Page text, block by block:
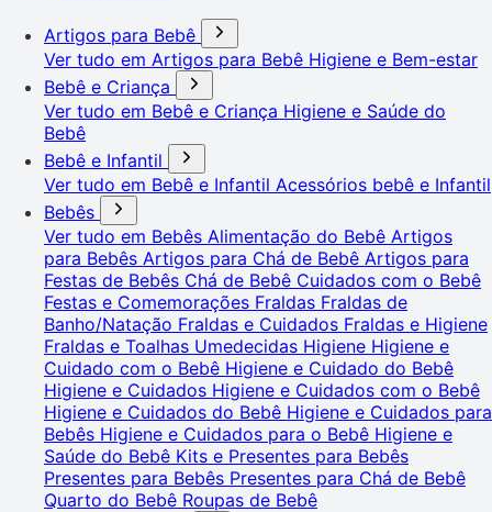
Artigos para Bebê
Ver tudo em Artigos para Bebê Higiene e Bem-estar
Bebê e Criança
Ver tudo em Bebê e Criança Higiene e Saúde do
Bebê
Bebê e Infantil
Ver tudo em Bebê e Infantil Acessórios bebê e Infantil
Bebês
Ver tudo em Bebês Alimentação do Bebê Artigos
para Bebês Artigos para Chá de Bebê Artigos para
Festas de Bebês Chá de Bebê Cuidados com o Bebê
Festas e Comemorações Fraldas Fraldas de
Banho/Natação Fraldas e Cuidados Fraldas e Higiene
Fraldas e Toalhas Umedecidas Higiene Higiene e
Cuidado com o Bebê Higiene e Cuidado do Bebê
Higiene e Cuidados Higiene e Cuidados com o Bebê
Higiene e Cuidados do Bebê Higiene e Cuidados para
Bebês Higiene e Cuidados para o Bebê Higiene e
Saúde do Bebê Kits e Presentes para Bebês
Presentes para Bebês Presentes para Chá de Bebê
Quarto do Bebê Roupas de Bebê